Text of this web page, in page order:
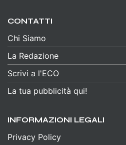
CONTATTI
Chi Siamo
La Redazione
Scrivi a l'ECO
La tua pubblicità qui!
INFORMAZIONI LEGALI
Privacy Policy